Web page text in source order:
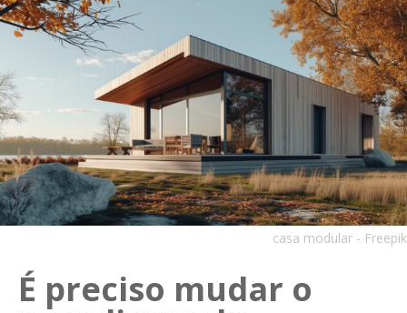
casa modular - Freepik
É preciso mudar o